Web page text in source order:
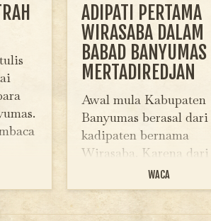
ADIPATI PERTAMA
WIRASABA DALAM
BABAD BANYUMAS
MERTADIREDJAN
Awal mula Kabupaten
Banyumas berasal dari
kadipaten bernama
Wirasaba. Karena dari
Wirasaba lah kemudian
beralih menjadi
baru bernama
WACA